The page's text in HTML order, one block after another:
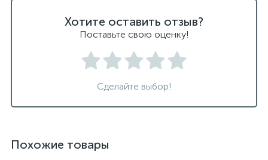
Хотите оставить отзыв?
Поставьте свою оценку!
Сделайте выбор!
Похожие товары